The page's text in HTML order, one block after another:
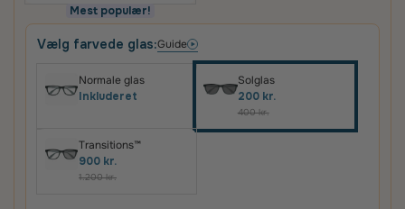
Mest populær!
Vælg farvede glas:Guide
Normale glas
Inkluderet
Solglas
200 kr.
400 kr.
Transitions™
900 kr.
1.200 kr.